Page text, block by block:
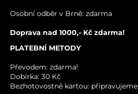
Osobní odběr v Brně: zdarma
Doprava nad 1000,- Kč zdarma!
PLATEBNÍ METODY
Převodem: zdarma!
Dobírka: 30 Kč
Bezhotovostně kartou: připravujeme